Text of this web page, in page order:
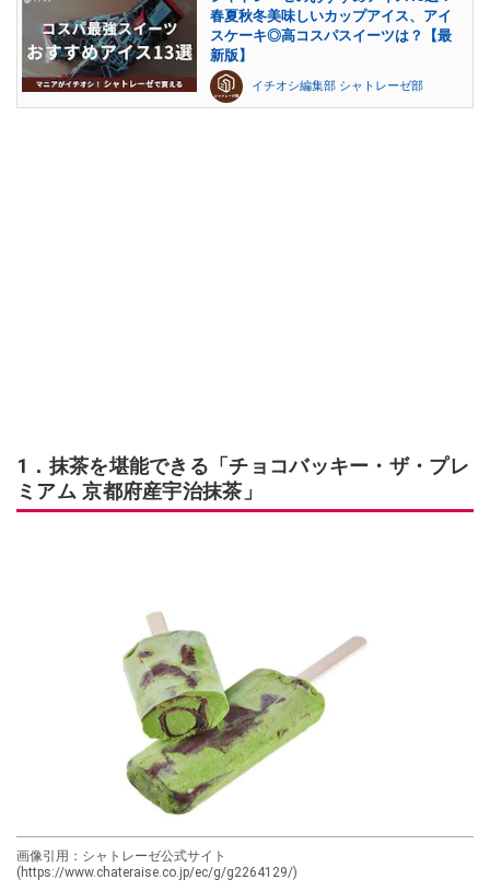
春夏秋冬美味しいカップアイス、アイ
スケーキ◎高コスパスイーツは？【最
新版】
イチオシ編集部 シャトレーゼ部
1．抹茶を堪能できる「チョコバッキー・ザ・プレ
ミアム 京都府産宇治抹茶」
画像引用：シャトレーゼ公式サイト
(https://www.chateraise.co.jp/ec/g/g2264129/)